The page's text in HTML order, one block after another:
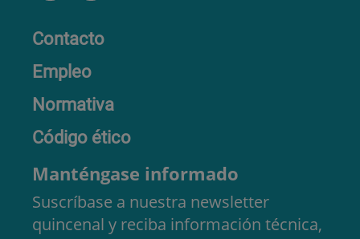
Contacto
Empleo
Normativa
Código ético
Manténgase informado
Suscríbase a nuestra newsletter
quincenal y reciba información técnica,